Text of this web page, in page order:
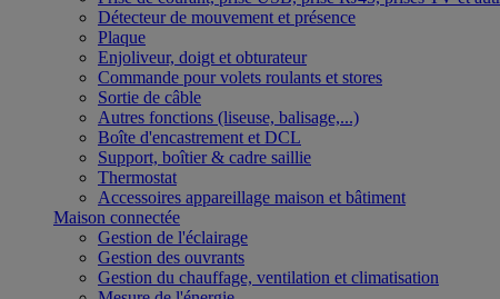
Détecteur de mouvement et présence
Plaque
Enjoliveur, doigt et obturateur
Commande pour volets roulants et stores
Sortie de câble
Autres fonctions (liseuse, balisage,...)
Boîte d'encastrement et DCL
Support, boîtier & cadre saillie
Thermostat
Accessoires appareillage maison et bâtiment
Maison connectée
Gestion de l'éclairage
Gestion des ouvrants
Gestion du chauffage, ventilation et climatisation